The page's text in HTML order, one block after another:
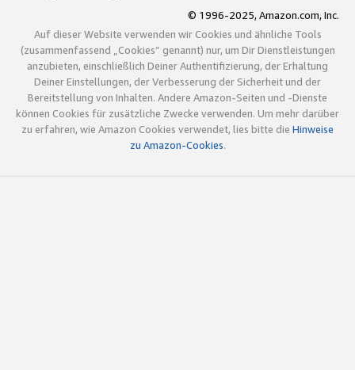
© 1996-2025, Amazon.com, Inc.
Auf dieser Website verwenden wir Cookies und ähnliche Tools
(zusammenfassend „Cookies“ genannt) nur, um Dir Dienstleistungen
anzubieten, einschließlich Deiner Authentifizierung, der Erhaltung
Deiner Einstellungen, der Verbesserung der Sicherheit und der
Bereitstellung von Inhalten. Andere Amazon-Seiten und -Dienste
können Cookies für zusätzliche Zwecke verwenden. Um mehr darüber
zu erfahren, wie Amazon Cookies verwendet, lies bitte die Hinweise
zu Amazon-Cookies.